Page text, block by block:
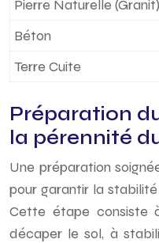
Pierre Naturelle (Granit)
Béton
Terre Cuite
Préparation
la pérennité
Une préparation
pour garantir la
Cette étape consiste
décaper le sol, à